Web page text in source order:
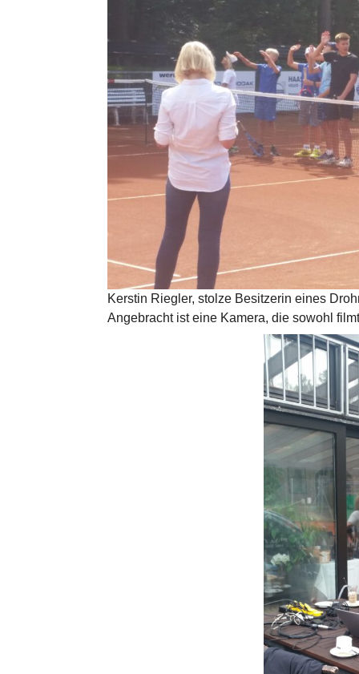
Kerstin Riegler, stolze Besitzerin eines
Angebracht ist eine Kamera, die sowohl